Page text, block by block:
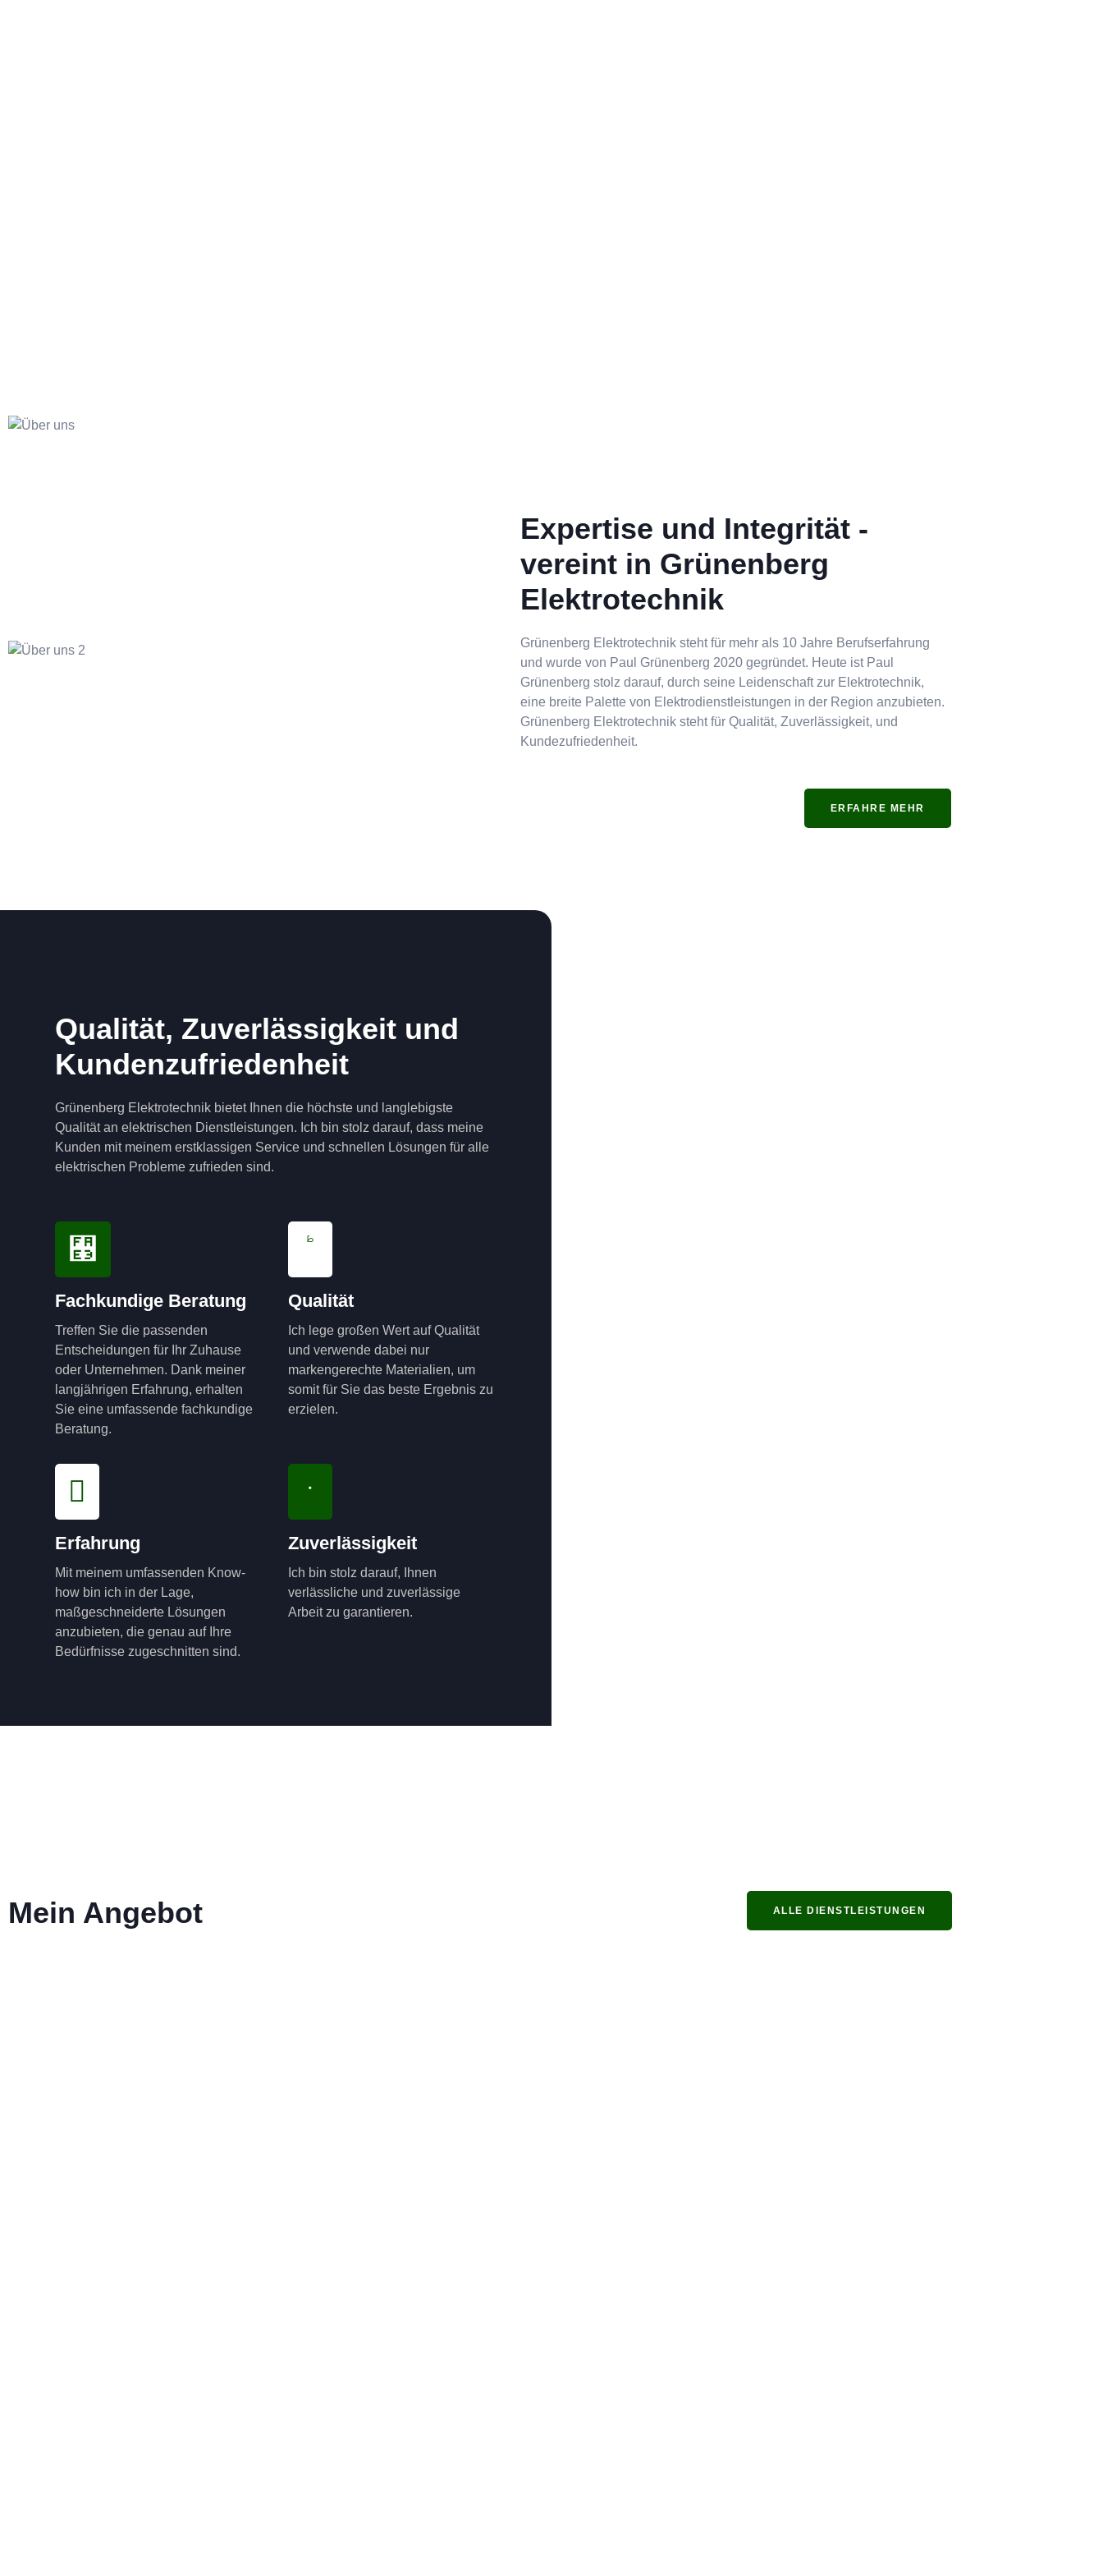
Expertise und Integrität -
vereint in Grünenberg
Elektrotechnik
Grünenberg Elektrotechnik steht für mehr als 10 Jahre Berufserfahrung
und wurde von Paul Grünenberg 2020 gegründet. Heute ist Paul
Grünenberg stolz darauf, durch seine Leidenschaft zur Elektrotechnik,
eine breite Palette von Elektrodienstleistungen in der Region anzubieten.
Grünenberg Elektrotechnik steht für Qualität, Zuverlässigkeit, und
Kundezufriedenheit.
ERFAHRE MEHR
Qualität, Zuverlässigkeit und
Kundenzufriedenheit
Grünenberg Elektrotechnik bietet Ihnen die höchste und langlebigste
Qualität an elektrischen Dienstleistungen. Ich bin stolz darauf, dass meine
Kunden mit meinem erstklassigen Service und schnellen Lösungen für alle
elektrischen Probleme zufrieden sind.
Fachkundige Beratung
Treffen Sie die passenden
Entscheidungen für Ihr Zuhause
oder Unternehmen. Dank meiner
langjährigen Erfahrung, erhalten
Sie eine umfassende fachkundige
Beratung.
Qualität
Ich lege großen Wert auf Qualität
und verwende dabei nur
markengerechte Materialien, um
somit für Sie das beste Ergebnis zu
erzielen.
Erfahrung
Mit meinem umfassenden Know-
how bin ich in der Lage,
maßgeschneiderte Lösungen
anzubieten, die genau auf Ihre
Bedürfnisse zugeschnitten sind.
Zuverlässigkeit
Ich bin stolz darauf, Ihnen
verlässliche und zuverlässige
Arbeit zu garantieren.
Mein Angebot ALLE DIENSTLEISTUNGEN